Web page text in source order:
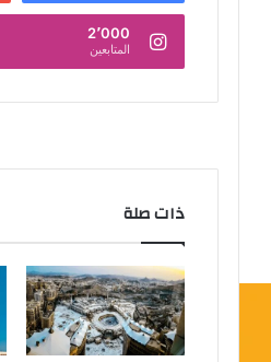
2٬000
المتابعين
ذات صلة